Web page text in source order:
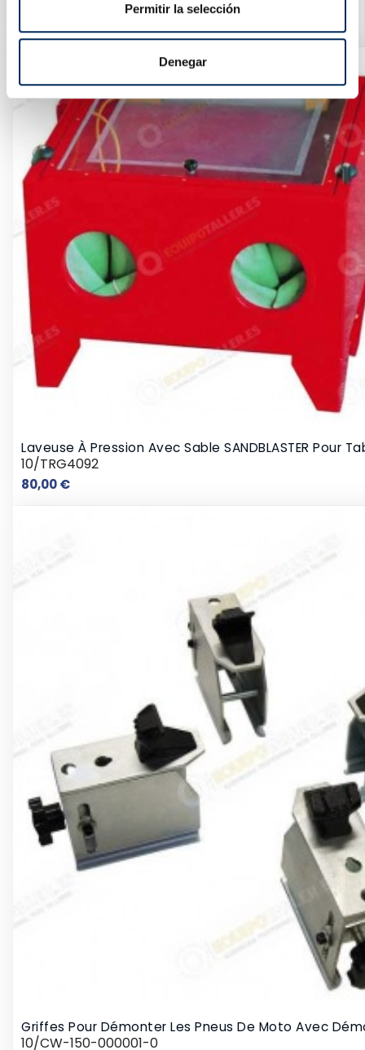
Permitir la selección
Denegar
Laveuse À Pression Avec Sable SANDBLASTER Pour
10/TRG4092
80,00 €Prix
Griffes Pour Démonter Les Pneus De Moto Avec
10/CW-150-000001-0